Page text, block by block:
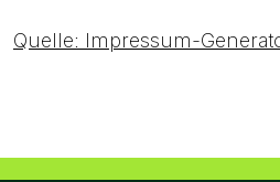
Quelle: Impressum-